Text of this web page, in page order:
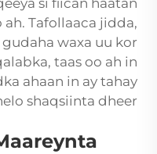
si fiican haatan
Tafollaaca jidda,
waxa uu kor
taas oo ah in
ahaan in ay tahay
shaqsiinta dheer.